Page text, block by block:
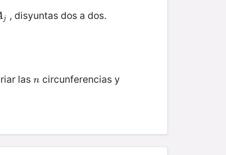
j
j , disyuntas dos a dos.
lasn
n circunferencias y